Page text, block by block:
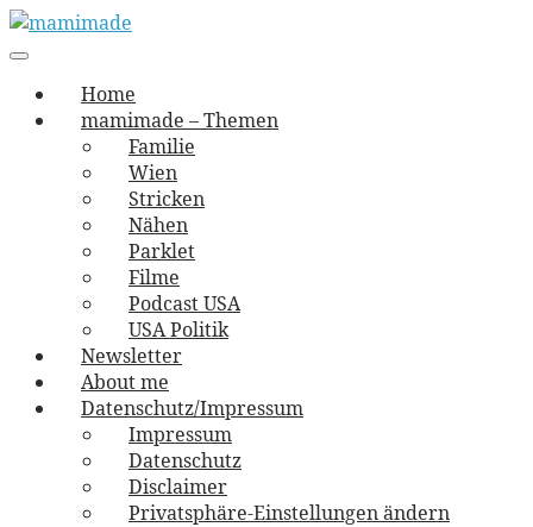
Skip
to
mamimade
vernäht und zugetextet
navigation
Menu
Home
mamimade – Themen
Familie
Wien
Stricken
Nähen
Parklet
Filme
Podcast USA
USA Politik
Newsletter
About me
Datenschutz/Impressum
Impressum
Datenschutz
Disclaimer
Privatsphäre-Einstellungen ändern